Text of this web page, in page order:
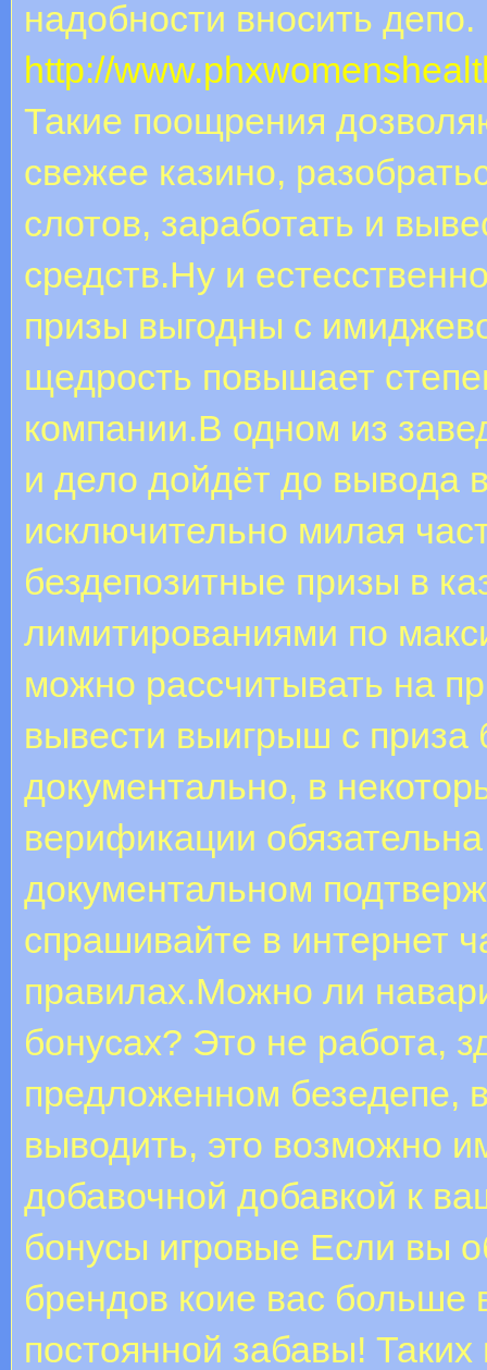
надобности вносить депо.
http://
Такие поощрения
свежее казино,
слотов, заработать и
средств.Ну и
призы выгодны с
щедрость повышает
компании.В одном из
и дело дойдёт до вывода
исключительно милая
бездепозитные призы в
лимитированиями по
можно рассчитывать на
вывести выигрыш с приза
документально, в
верификации
документальном
спрашивайте в интернет
правилах.Можно ли
бонусах? Это не работа,
предложенном безедепе,
выводить, это возможно
добавочной добавкой к
бонусы игровые Если вы
брендов коие вас больше
постоянной забавы!